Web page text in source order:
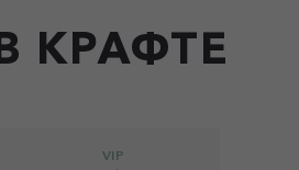
КРАФТЕ
VIP